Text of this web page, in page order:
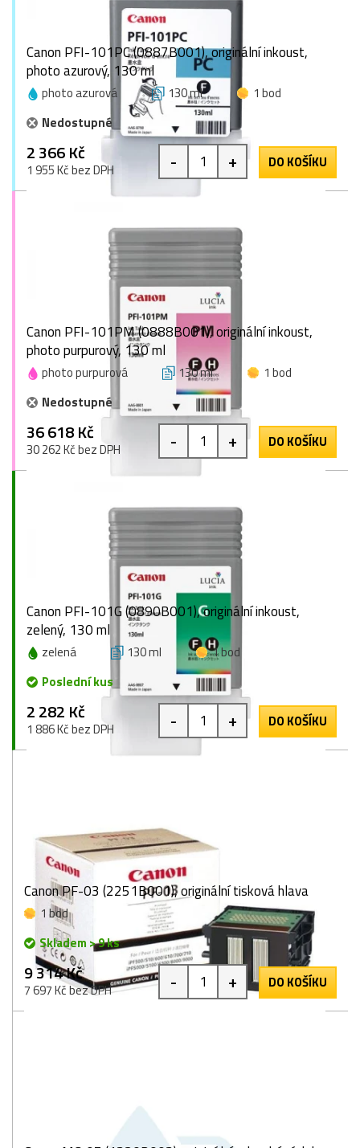
Canon PFI-101PC (0887B001), originální inkoust,
photo azurový, 130 ml
photo azurová 130 ml
1 bod
Nedostupné
2 366 Kč
1 955 Kč bez DPH - + DO KOŠÍKU
Canon PFI-101PM (0888B001), originální inkoust,
photo purpurový, 130 ml
photo purpurová 130 ml
1 bod
Nedostupné
36 618 Kč
30 262 Kč bez DPH - + DO KOŠÍKU
Canon PFI-101G (0890B001), originální inkoust,
zelený, 130 ml
zelená 130 ml
1 bod
Poslední kus
2 282 Kč
1 886 Kč bez DPH - + DO KOŠÍKU
Canon PF-03 (2251B001), originální tisková hlava
1 bod
Skladem > 9 ks
9 314 Kč
7 697 Kč bez DPH - + DO KOŠÍKU